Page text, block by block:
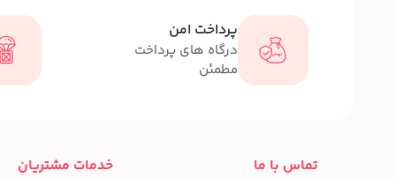
پرداخت امن
درگاه های پرداخت
مطمئن
تماس با ما خدمات مشتریان